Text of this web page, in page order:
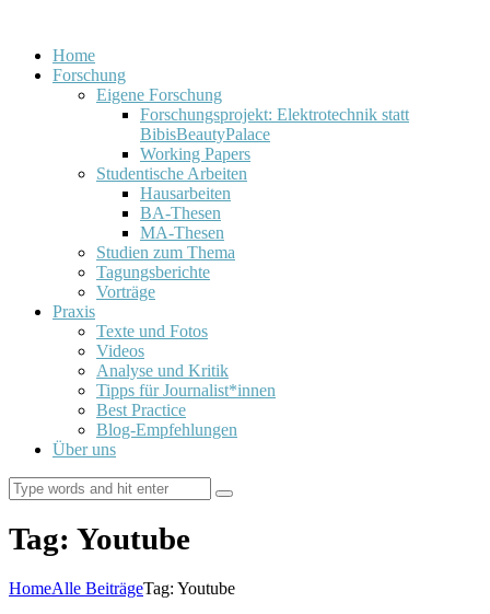
Home
Forschung
Eigene Forschung
Forschungsprojekt: Elektrotechnik statt
BibisBeautyPalace
Working Papers
Studentische Arbeiten
Hausarbeiten
BA-Thesen
MA-Thesen
Studien zum Thema
Tagungsberichte
Vorträge
Praxis
Texte und Fotos
Videos
Analyse und Kritik
Tipps für Journalist*innen
Best Practice
Blog-Empfehlungen
Über uns
Tag: Youtube
HomeAlle BeiträgeTag: Youtube